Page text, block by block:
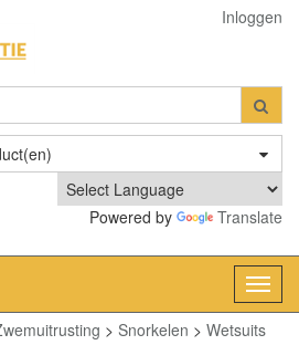
Inloggen
Powered by Translate
> Snorkelen > Wetsuits